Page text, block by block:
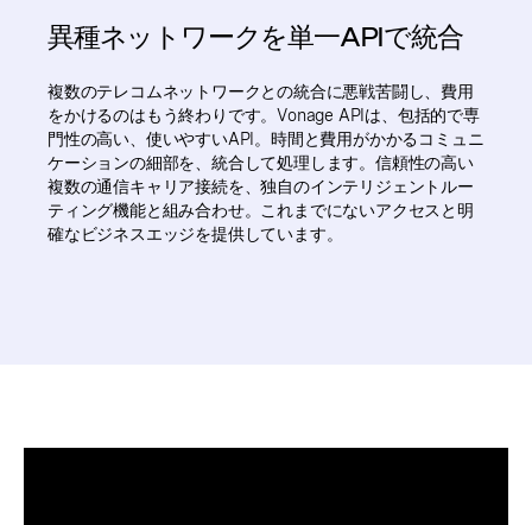
異種ネットワークを単一APIで統合
複数のテレコムネットワークとの統合に悪戦苦闘し、費用
をかけるのはもう終わりです。Vonage APIは、包括的で専
門性の高い、使いやすいAPI。時間と費用がかかるコミュニ
ケーションの細部を、統合して処理します。信頼性の高い
複数の通信キャリア接続を、独自のインテリジェントルー
ティング機能と組み合わせ。これまでにないアクセスと明
確なビジネスエッジを提供しています。